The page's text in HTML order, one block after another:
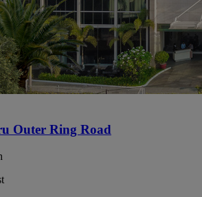
Outer Ring Road